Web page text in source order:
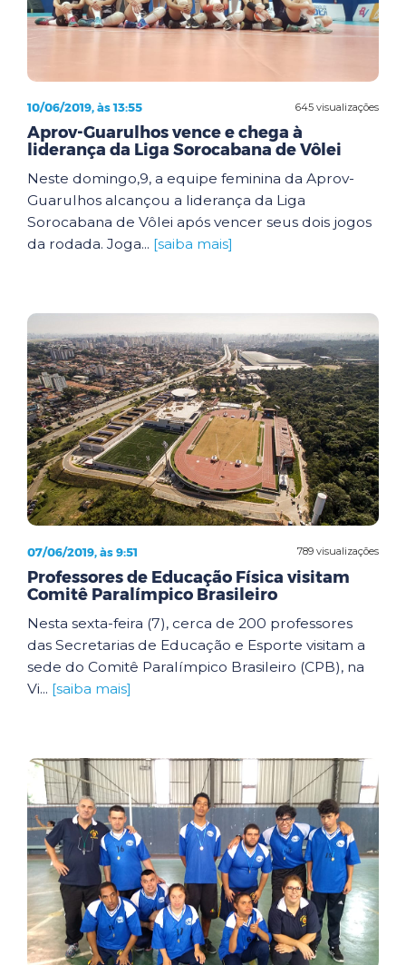
645 visualizações
10/06/2019, às 13:55
Aprov-Guarulhos vence e chega à
liderança da Liga Sorocabana de Vôlei
Neste domingo,9, a equipe feminina da Aprov-
Guarulhos alcançou a liderança da Liga
Sorocabana de Vôlei após vencer seus dois jogos
da rodada. Joga... [saiba mais]
789 visualizações
07/06/2019, às 9:51
Professores de Educação Física visitam
Comitê Paralímpico Brasileiro
Nesta sexta-feira (7), cerca de 200 professores
das Secretarias de Educação e Esporte visitam a
sede do Comitê Paralímpico Brasileiro (CPB), na
Vi... [saiba mais]